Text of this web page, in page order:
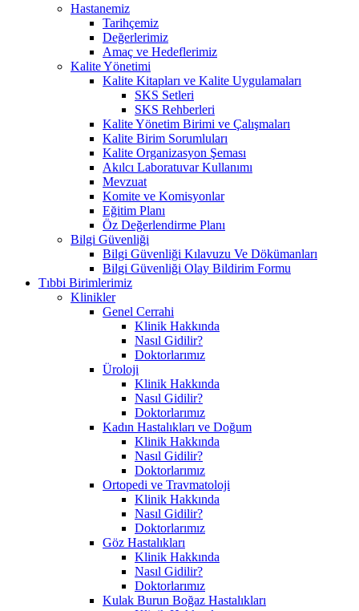
Hastanemiz
Tarihçemiz
Değerlerimiz
Amaç ve Hedeflerimiz
Kalite Yönetimi
Kalite Kitapları ve Kalite Uygulamaları
SKS Setleri
SKS Rehberleri
Kalite Yönetim Birimi ve Çalışmaları
Kalite Birim Sorumluları
Kalite Organizasyon Şeması
Akılcı Laboratuvar Kullanımı
Mevzuat
Komite ve Komisyonlar
Eğitim Planı
Öz Değerlendirme Planı
Bilgi Güvenliği
Bilgi Güvenliği Kılavuzu Ve Dökümanları
Bilgi Güvenliği Olay Bildirim Formu
Tıbbi Birimlerimiz
Klinikler
Genel Cerrahi
Klinik Hakkında
Nasıl Gidilir?
Doktorlarımız
Üroloji
Klinik Hakkında
Nasıl Gidilir?
Doktorlarımız
Kadın Hastalıkları ve Doğum
Klinik Hakkında
Nasıl Gidilir?
Doktorlarımız
Ortopedi ve Travmatoloji
Klinik Hakkında
Nasıl Gidilir?
Doktorlarımız
Göz Hastalıkları
Klinik Hakkında
Nasıl Gidilir?
Doktorlarımız
Kulak Burun Boğaz Hastalıkları